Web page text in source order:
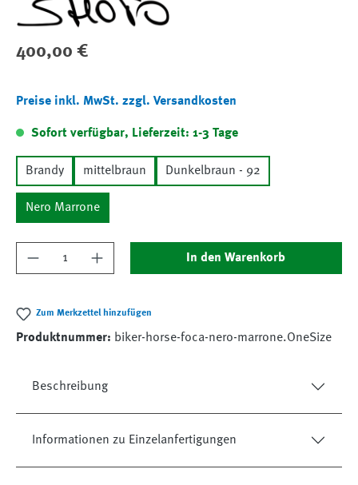
Regulärer Preis:
400,00 €
Preise inkl. MwSt. zzgl. Versandkosten
Sofort verfügbar, Lieferzeit: 1-3 Tage
Brandy mittelbraun Dunkelbraun - 92
Nero Marrone
Produkt Anzahl: Gib den gewünschten Wert
In den Warenkorb
Zum Merkzettel hinzufügen
Produktnummer: biker-horse-foca-nero-marrone.OneSize
Beschreibung
Informationen zu Einzelanfertigungen